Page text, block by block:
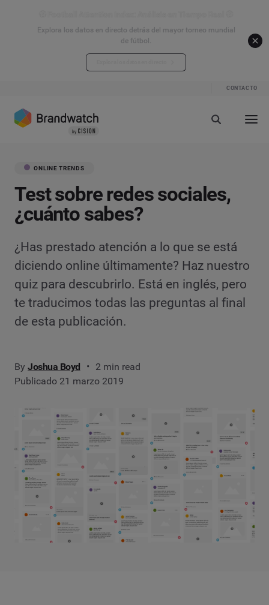
Explora los datos en directo detrás del mayor torneo mundial
de fútbol.
CONTACTO
ONLINE TRENDS
Test sobre redes sociales,
¿cuánto sabes?
¿Has prestado atención a lo que se está
diciendo online últimamente? Haz nuestro
quiz para descubrirlo. Está en inglés, pero
te traducimos todas las preguntas al final
de esta publicación.
By Joshua Boyd
2 min read
Publicado 21 marzo 2019